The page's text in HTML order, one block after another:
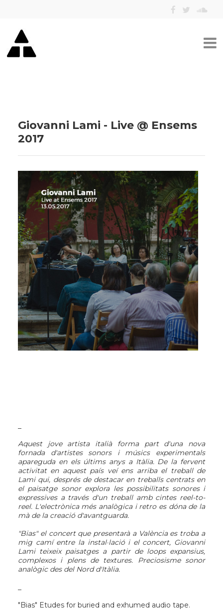
Giovanni Lami - Live @ Ensems
2017
Aquest jove artista italià forma part d'una nova
fornada d'artistes sonors i músics experimentals
apareguda en els últims anys a Itàlia. De la fervent
activitat en aquest país veí ens arriba el treball de
Lami qui, després de destacar en treballs centrats en
el paisatge sonor explora les possibilitats sonores i
expressives a través d'un treball amb cintes reel-to-
reel. L'electrònica més analògica i retro es dóna de la
mà de la creació d'avantguarda.
"Bias" el concert que presentarà a València es troba a
mig camí entre la instal·lació i el concert, Giovanni
Lami teixeix paisatges a partir de loops expansius,
complexos i plens de textures. Preciosisme sonor
analògic des del Nord d'Itàlia.
"Bias" Etudes for buried and exhumed audio tape.